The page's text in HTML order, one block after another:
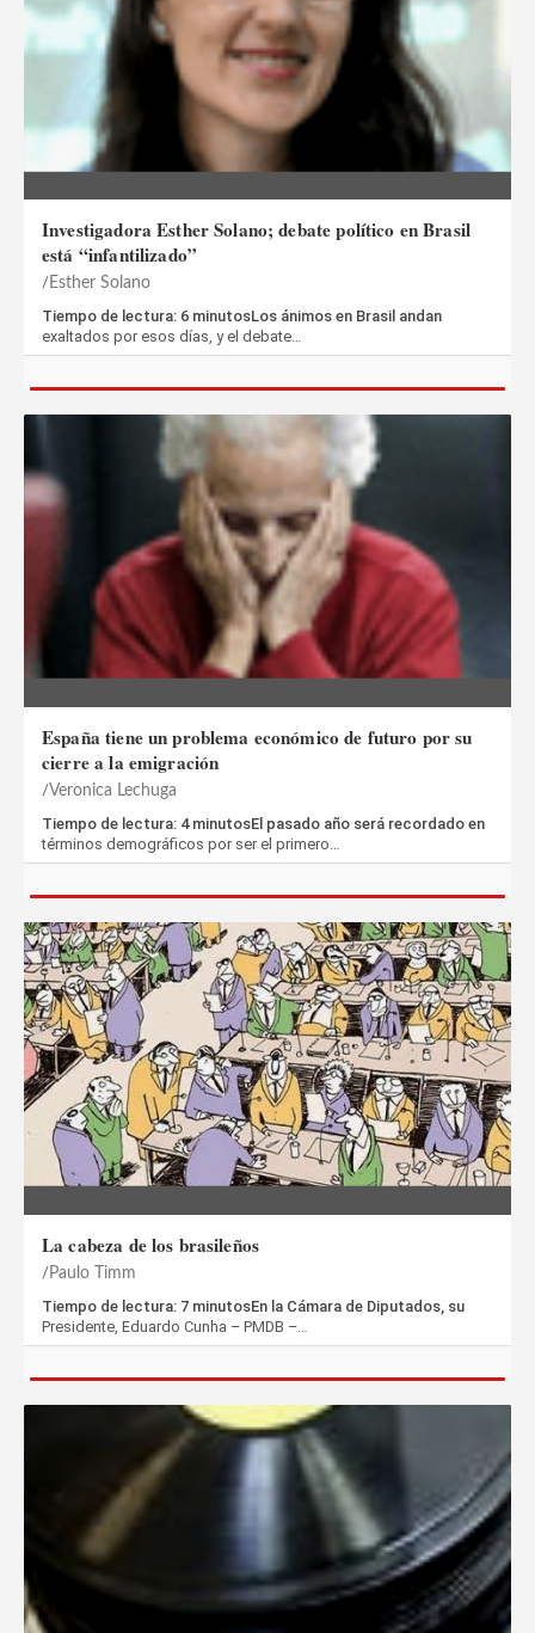
Investigadora Esther Solano; debate político en Brasil
está “infantilizado”
Esther Solano
Tiempo de lectura: 6 minutosLos ánimos en Brasil andan
exaltados por esos días, y el debate…
España tiene un problema económico de futuro por su
cierre a la emigración
Veronica Lechuga
Tiempo de lectura: 4 minutosEl pasado año será recordado en
términos demográficos por ser el primero…
La cabeza de los brasileños
Paulo Timm
Tiempo de lectura: 7 minutosEn la Cámara de Diputados, su
Presidente, Eduardo Cunha – PMDB –…